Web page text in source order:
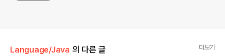
Language/Java 의 다른 글 더보기